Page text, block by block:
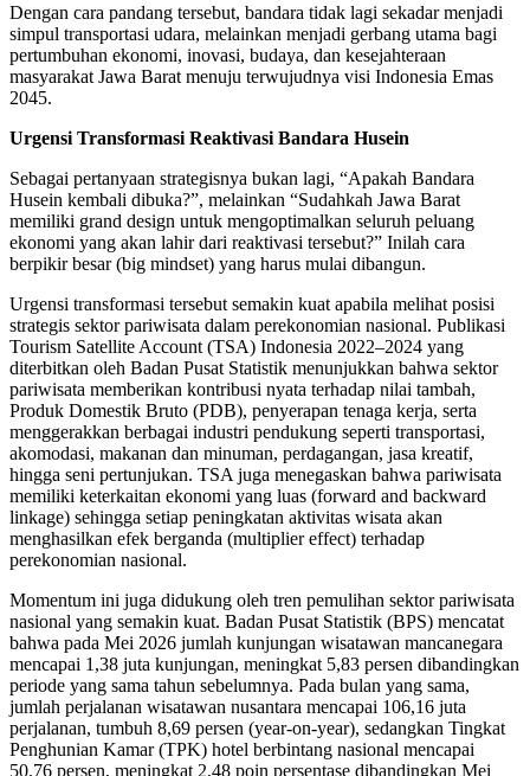
Dengan cara pandang tersebut, bandara tidak lagi sekadar menjadi
simpul transportasi udara, melainkan menjadi gerbang utama bagi
pertumbuhan ekonomi, inovasi, budaya, dan kesejahteraan
masyarakat Jawa Barat menuju terwujudnya visi Indonesia Emas
2045.
Urgensi Transformasi Reaktivasi Bandara Husein
Sebagai pertanyaan strategisnya bukan lagi, “Apakah Bandara
Husein kembali dibuka?”, melainkan “Sudahkah Jawa Barat
memiliki grand design untuk mengoptimalkan seluruh peluang
ekonomi yang akan lahir dari reaktivasi tersebut?” Inilah cara
berpikir besar (big mindset) yang harus mulai dibangun.
Urgensi transformasi tersebut semakin kuat apabila melihat posisi
strategis sektor pariwisata dalam perekonomian nasional. Publikasi
Tourism Satellite Account (TSA) Indonesia 2022–2024 yang
diterbitkan oleh Badan Pusat Statistik menunjukkan bahwa sektor
pariwisata memberikan kontribusi nyata terhadap nilai tambah,
Produk Domestik Bruto (PDB), penyerapan tenaga kerja, serta
menggerakkan berbagai industri pendukung seperti transportasi,
akomodasi, makanan dan minuman, perdagangan, jasa kreatif,
hingga seni pertunjukan. TSA juga menegaskan bahwa pariwisata
memiliki keterkaitan ekonomi yang luas (forward and backward
linkage) sehingga setiap peningkatan aktivitas wisata akan
menghasilkan efek berganda (multiplier effect) terhadap
perekonomian nasional.
Momentum ini juga didukung oleh tren pemulihan sektor pariwisata
nasional yang semakin kuat. Badan Pusat Statistik (BPS) mencatat
bahwa pada Mei 2026 jumlah kunjungan wisatawan mancanegara
mencapai 1,38 juta kunjungan, meningkat 5,83 persen dibandingkan
periode yang sama tahun sebelumnya. Pada bulan yang sama,
jumlah perjalanan wisatawan nusantara mencapai 106,16 juta
perjalanan, tumbuh 8,69 persen (year-on-year), sedangkan Tingkat
Penghunian Kamar (TPK) hotel berbintang nasional mencapai
50,76 persen, meningkat 2,48 poin persentase dibandingkan Mei